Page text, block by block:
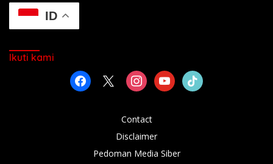
ID
Ikuti kami
facebook instagramyoutubetiktok
Contact
Disclaimer
Pedoman Media Siber